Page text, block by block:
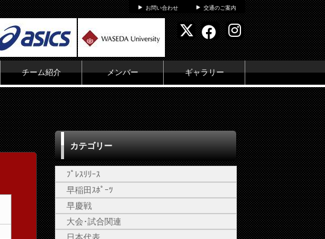
お問い合わせ 交通のご案内
チーム紹介 メンバー ギャラリー
カテゴリー
ﾌﾟﾚｽﾘﾘｰｽ
早稲田ｽﾎﾟｰﾂ
早慶戦
大会･試合関連